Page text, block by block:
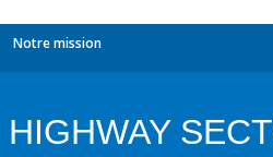
Notre mission
HIGHWAY